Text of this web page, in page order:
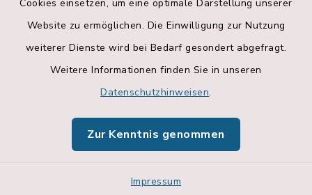
Cookies einsetzen, um eine optimale Darstellung unserer
Website zu ermöglichen. Die Einwilligung zur Nutzung
weiterer Dienste wird bei Bedarf gesondert abgefragt.
Weitere Informationen finden Sie in unseren
Datenschutzhinweisen.
Zur Kenntnis genommen
Impressum
Barrierefreiheit
Impressum
Sitemap